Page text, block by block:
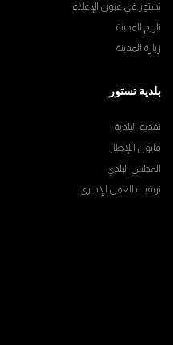
تستور في عيون الإعلام
تاريخ المدينة
زيارة المدينة
بلدية تستور
تقديم البلدية
قانون اللإطار
المجلس البلدي
توقيت العمل الإداري